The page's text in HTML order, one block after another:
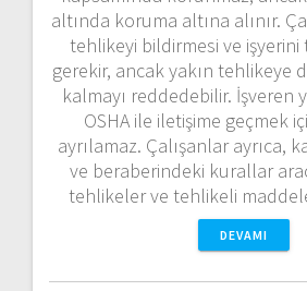
altında koruma altına alınır.
tehlikeyi bildirmesi ve
gerekir, ancak yakın tehlikeye
kalmayı reddedebilir. İşveren
OSHA ile iletişime geçmek
ayrılamaz. Çalışanlar ayrıca,
ve beraberindeki kurallar
tehlikeler ve tehlikeli
DEVAMI